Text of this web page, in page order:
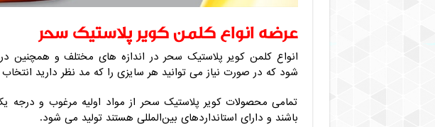
عرضه انواع کلمن کویر پلاستیک سحر
انواع کلمن کویر پلاستیک سحر در اندازه‌ های مختلف و همچنین
شود که در صورت نیاز می توانید هر سایزی را که مد نظر دارید انتخاب
تمامی محصولات کویر پلاستیک سحر از مواد اولیه مرغوب و درجه
باشند و دارای استانداردهای بین‌المللی هستند تولید می شود.